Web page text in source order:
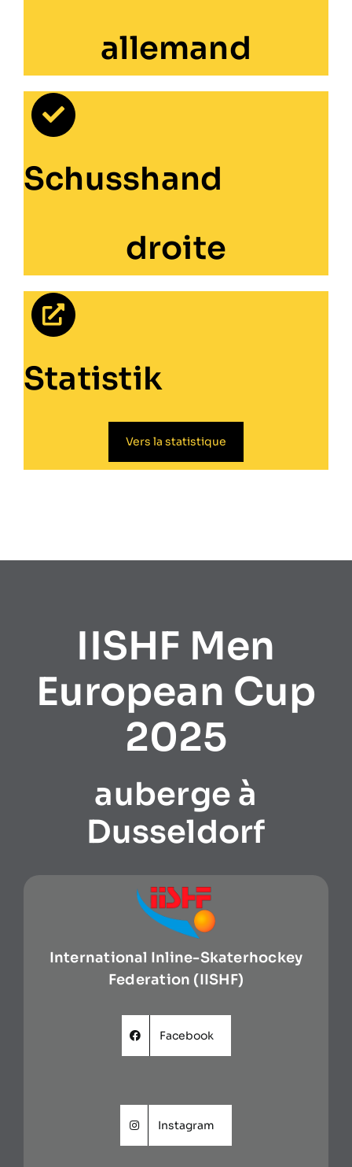
allemand
Schusshand
droite
Statistik
Vers la statistique
IISHF Men
European Cup
2025
auberge à
Dusseldorf
International Inline-Skaterhockey
Federation (IISHF)
Facebook
Instagram